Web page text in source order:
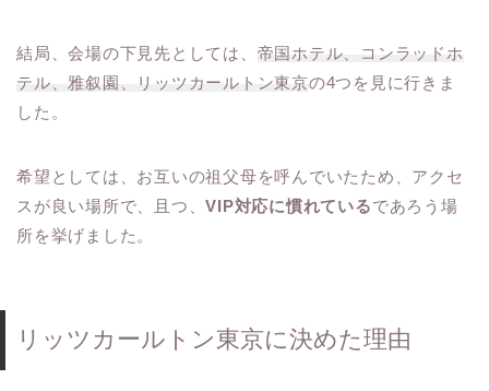
結局、会場の下見先としては、 帝国ホテル、コンラッドホ
テル、雅叙園、リッツカールトン東京の4つを見に行きま
した。
希望としては、お互いの祖父母を呼んでいたため、アクセ
スが良い場所で、且つ、VIP対応に慣れているであろう場
所を挙げました。
リッツカールトン東京に決めた理由